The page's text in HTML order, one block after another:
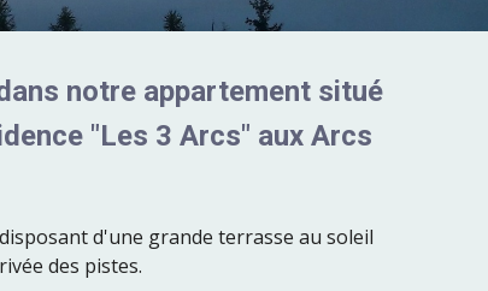
notre appartement situé
"Les 3 Arcs" aux Arcs
d'une grande terrasse au soleil
des pistes.